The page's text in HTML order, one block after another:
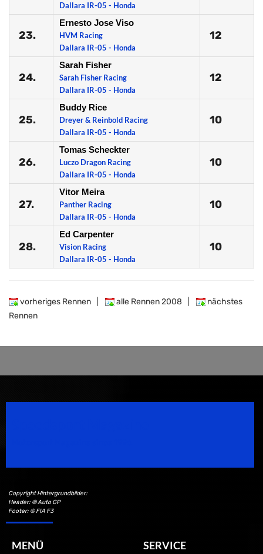
Dallara IR-05 - Honda
23.
Ernesto Jose Viso
HVM Racing
Dallara IR-05 - Honda
12
24.
Sarah Fisher
Sarah Fisher Racing
Dallara IR-05 - Honda
12
25.
Buddy Rice
Dreyer & Reinbold Racing
Dallara IR-05 - Honda
10
26.
Tomas Scheckter
Luczo Dragon Racing
Dallara IR-05 - Honda
10
27.
Vitor Meira
Panther Racing
Dallara IR-05 - Honda
10
28.
Ed Carpenter
Vision Racing
Dallara IR-05 - Honda
10
vorheriges Rennen alle Rennen 2008
nächstes
Rennen
Copyright Hintergrundbilder:
Header: © Auto GP
Footer: © FIA F3
MENÜ SERVICE